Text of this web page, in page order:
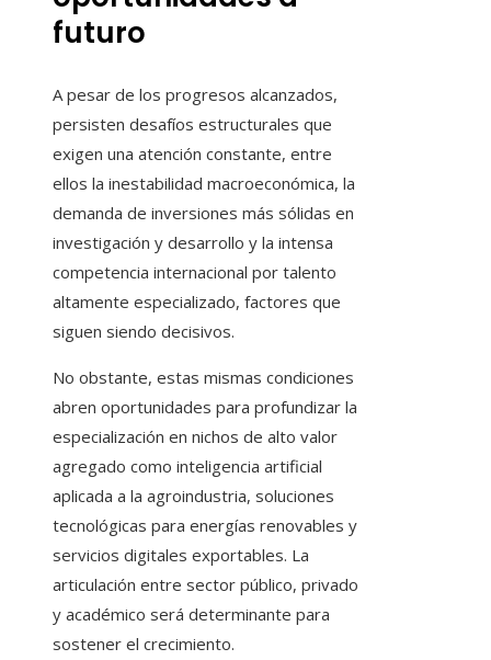
futuro
A pesar de los progresos alcanzados,
persisten desafíos estructurales que
exigen una atención constante, entre
ellos la inestabilidad macroeconómica, la
demanda de inversiones más sólidas en
investigación y desarrollo y la intensa
competencia internacional por talento
altamente especializado, factores que
siguen siendo decisivos.
No obstante, estas mismas condiciones
abren oportunidades para profundizar la
especialización en nichos de alto valor
agregado como inteligencia artificial
aplicada a la agroindustria, soluciones
tecnológicas para energías renovables y
servicios digitales exportables. La
articulación entre sector público, privado
y académico será determinante para
sostener el crecimiento.